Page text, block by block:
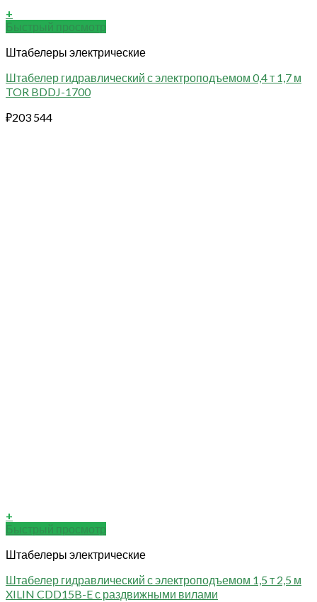
+
Быстрый просмотр
Штабелеры электрические
Штабелер гидравлический с электроподъемом 0,4 т 1,7 м
TOR BDDJ-1700
₽203 544
+
Быстрый просмотр
Штабелеры электрические
Штабелер гидравлический с электроподъемом 1,5 т 2,5 м
XILIN CDD15B-E с раздвижными вилами